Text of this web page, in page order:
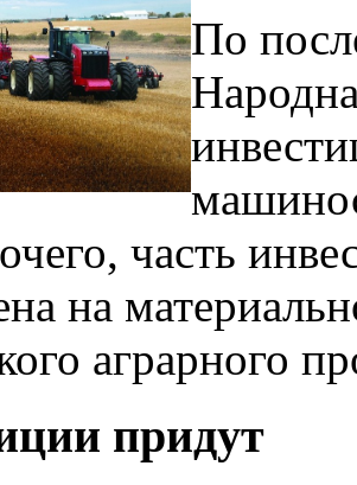
По
часть
на
аграрного
придут